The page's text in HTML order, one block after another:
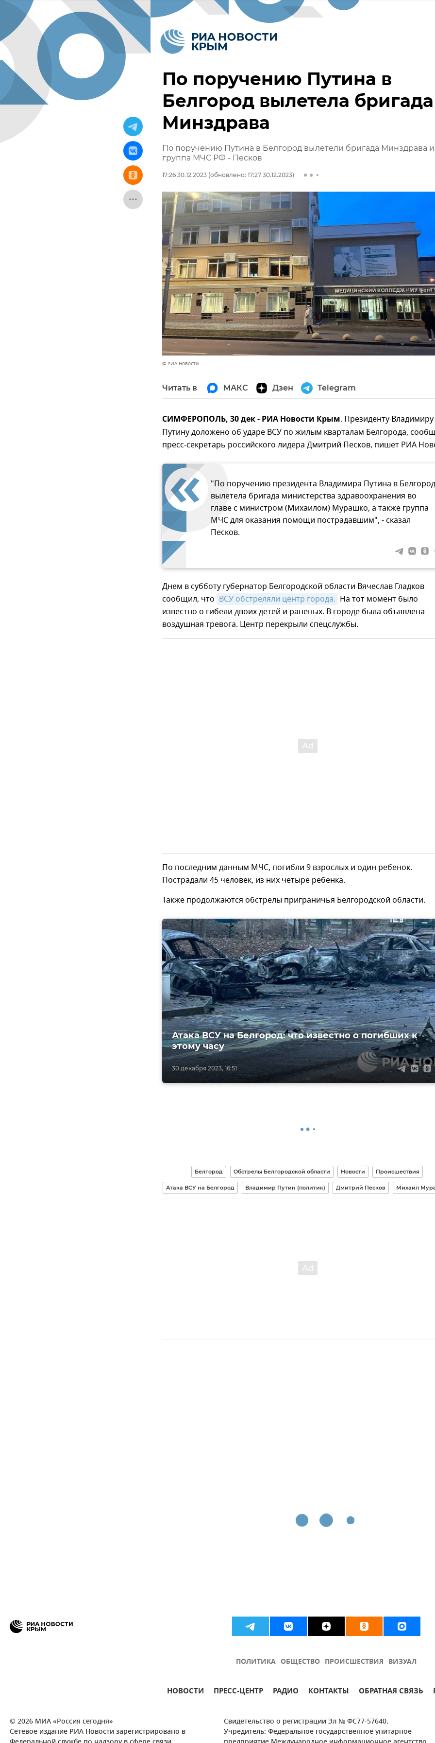
По поручению Путина в
Белгород вылетела бригада
Минздрава
По поручению Путина в Белгород вылетели бригада Минздрава и
группа МЧС РФ - Песков
17:26 30.12.2023 (обновлено: 17:27 30.12.2023)
© РИА Новости
Читать в МАКС Дзен Telegram
СИМФЕРОПОЛЬ, 30 дек - РИА Новости Крым. Президенту Владимиру
Путину доложено об ударе ВСУ по жилым кварталам Белгорода,
пресс-секретарь российского лидера Дмитрий Песков, пишет РИА
"По поручению президента Владимира Путина в Белгород
вылетела бригада министерства здравоохранения во
главе с министром (Михаилом) Мурашко, а также группа
МЧС для оказания помощи пострадавшим", - сказал
Песков.
Днем в субботу губернатор Белгородской области Вячеслав Гладков
сообщил, что ВСУ обстреляли центр города. На тот момент было
известно о гибели двоих детей и раненых. В городе была объявлена
воздушная тревога. Центр перекрыли спецслужбы.
По последним данным МЧС, погибли 9 взрослых и один ребенок.
Пострадали 45 человек, из них четыре ребенка.
Также продолжаются обстрелы приграничья Белгородской области.
30 декабря 2023, 16:51
Атака ВСУ на Белгород: что известно о погибших к
этому часу
Белгород Обстрелы Белгородской области Новости Происшествия
Атака ВСУ на Белгород Владимир Путин (политик) Дмитрий Песков Михаил
ПОЛИТИКА ОБЩЕСТВО ПРОИСШЕСТВИЯ ВИЗУАЛ
НОВОСТИ ПРЕСС-ЦЕНТР РАДИО КОНТАКТЫ ОБРАТНАЯ СВЯЗЬ
© 2026 МИА «Россия сегодня»
Сетевое издание РИА Новости зарегистрировано в
Свидетельство о регистрации Эл № ФС77-57640.
Учредитель: Федеральное государственное унитарное